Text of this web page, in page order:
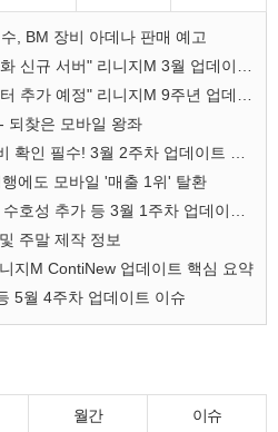
, BM 장비 아데나 판매 예고
되찾은 모바일 왕좌
에도 모바일 '매출 1위' 탈환
주말 제작 정보
지M ContiNew 업데이트 핵심 요약
5월 4주차 업데이트 이슈
월간 이슈